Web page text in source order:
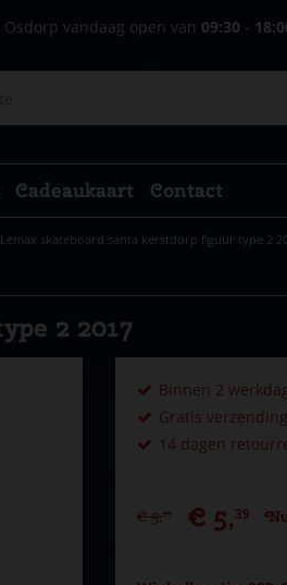
Lemax skateboard santa kerstdorp figuur type 2
vandaag open van 09:30 -
Cadeaukaart Contact
2 2017
Binnen 2
Gratis
14 dagen
€ 5,99 € 5,39